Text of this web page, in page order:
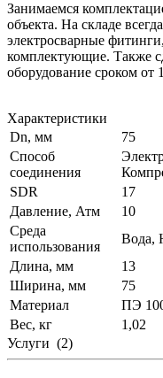
Занимаемся
объекта. На складе
электросварные
комплектующие. Также
оборудование сроком от
Характеристики
Dn, мм
75
Способ
соединения
SDR
17
Давление, Атм
10
Среда
использования
Вода,
Длина, мм
13
Ширина, мм
75
Материал
ПЭ
Вес, кг
1,02
Услуги (2)